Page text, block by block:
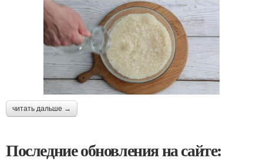
читать дальше →
Последние обновления на сайте: